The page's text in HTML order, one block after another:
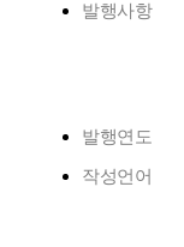
발행사항
발행연도
작성언어